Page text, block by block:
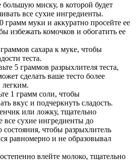
большую миску, в которой будет
все сухие ингредиенты.
грамм муки и аккуратно просейте ее
избежать комочков и обогатить ее
сахара к муке, чтобы
теста.
5 граммов разрыхлителя теста,
сделать ваше тесто более
1 грамм соли, чтобы
вкус и подчеркнуть сладость.
или ложку, тщательно
все сухие ингредиенты до
состояния, чтобы разрыхлитель
равномерно и не образовывал
влейте молоко, тщательно